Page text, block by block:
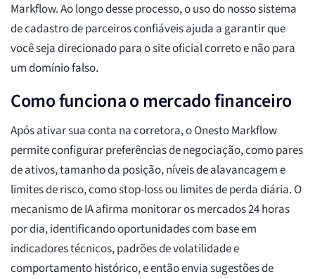
Markflow. Ao longo desse processo, o uso do nosso sistema
de cadastro de parceiros confiáveis ajuda a garantir que
você seja direcionado para o site oficial correto e não para
um domínio falso.
Como funciona o mercado financeiro
Após ativar sua conta na corretora, o Onesto Markflow
permite configurar preferências de negociação, como pares
de ativos, tamanho da posição, níveis de alavancagem e
limites de risco, como stop-loss ou limites de perda diária. O
mecanismo de IA afirma monitorar os mercados 24 horas
por dia, identificando oportunidades com base em
indicadores técnicos, padrões de volatilidade e
comportamento histórico, e então envia sugestões de